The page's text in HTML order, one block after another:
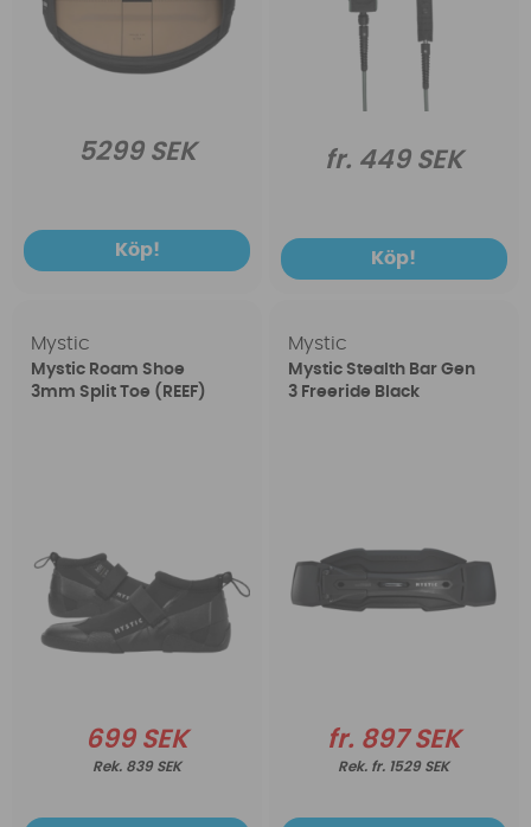
5299 SEK
Köp!
fr. 449 SEK
Köp!
Mystic
Mystic Roam Shoe
3mm Split Toe (REEF)
699 SEK
839 SEK
Mystic
Mystic Stealth Bar Gen
3 Freeride Black
fr. 897 SEK
fr. 1529 SEK